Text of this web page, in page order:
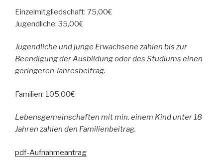
Einzelmitgliedschaft: 75,00€
Jugendliche: 35,00€
Jugendliche und junge Erwachsene zahlen bis zur
Beendigung der Ausbildung oder des Studiums einen
geringeren Jahresbeitrag.
Familien: 105,00€
Lebensgemeinschaften mit min. einem Kind unter 18
Jahren zahlen den Familienbeitrag.
pdf-Aufnahmeantrag